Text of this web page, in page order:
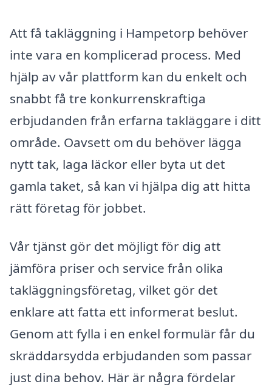
Att få takläggning i Hampetorp behöver
inte vara en komplicerad process. Med
hjälp av vår plattform kan du enkelt och
snabbt få tre konkurrenskraftiga
erbjudanden från erfarna takläggare i ditt
område. Oavsett om du behöver lägga
nytt tak, laga läckor eller byta ut det
gamla taket, så kan vi hjälpa dig att hitta
rätt företag för jobbet.
Vår tjänst gör det möjligt för dig att
jämföra priser och service från olika
takläggningsföretag, vilket gör det
enklare att fatta ett informerat beslut.
Genom att fylla i en enkel formulär får du
skräddarsydda erbjudanden som passar
just dina behov. Här är några fördelar